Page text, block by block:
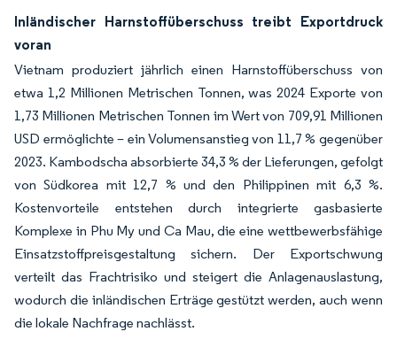
Inländischer Harnstoffüberschuss treibt Exportdruck
voran
Vietnam produziert jährlich einen Harnstoffüberschuss von
etwa 1,2 Millionen Metrischen Tonnen, was 2024 Exporte von
1,73 Millionen Metrischen Tonnen im Wert von 709,91 Millionen
USD ermöglichte – ein Volumensanstieg von 11,7 % gegenüber
2023. Kambodscha absorbierte 34,3 % der Lieferungen, gefolgt
von Südkorea mit 12,7 % und den Philippinen mit 6,3 %.
Kostenvorteile entstehen durch integrierte gasbasierte
Komplexe in Phu My und Ca Mau, die eine wettbewerbsfähige
Einsatzstoffpreisgestaltung sichern. Der Exportschwung
verteilt das Frachtrisiko und steigert die Anlagenauslastung,
wodurch die inländischen Erträge gestützt werden, auch wenn
die lokale Nachfrage nachlässt.